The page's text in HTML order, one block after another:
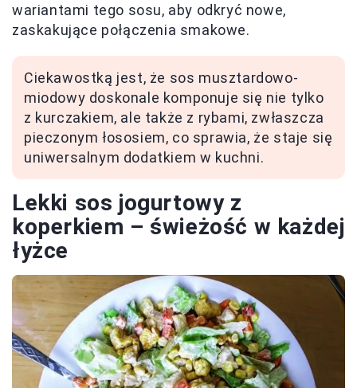
wariantami tego sosu, aby odkryć nowe,
zaskakujące połączenia smakowe.
Ciekawostką jest, że sos musztardowo-
miodowy doskonale komponuje się nie tylko
z kurczakiem, ale także z rybami, zwłaszcza
pieczonym łososiem, co sprawia, że staje się
uniwersalnym dodatkiem w kuchni.
Lekki sos jogurtowy z
koperkiem – świeżość w każdej
łyżce